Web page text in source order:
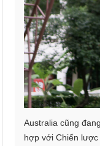
Australia cũng
hợp với Chiến